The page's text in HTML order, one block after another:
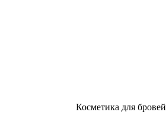
Косметика для бровей